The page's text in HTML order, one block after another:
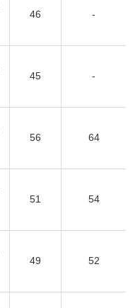
46 -
45 -
56 64
51 54
49 52